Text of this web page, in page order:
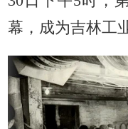
幕，成为吉林工